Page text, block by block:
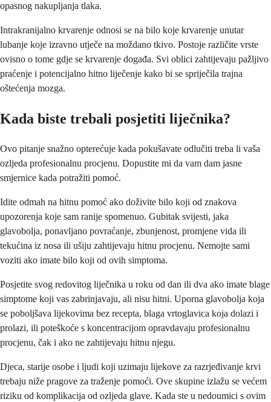
opasnog nakupljanja tlaka.
Intrakranijalno krvarenje odnosi se na bilo koje krvarenje unutar
lubanje koje izravno utječe na moždano tkivo. Postoje različite vrste
ovisno o tome gdje se krvarenje događa. Svi oblici zahtijevaju pažljivo
praćenje i potencijalno hitno liječenje kako bi se spriječila trajna
oštećenja mozga.
Kada biste trebali posjetiti liječnika?
Ovo pitanje snažno opterećuje kada pokušavate odlučiti treba li vaša
ozljeda profesionalnu procjenu. Dopustite mi da vam dam jasne
smjernice kada potražiti pomoć.
Idite odmah na hitnu pomoć ako doživite bilo koji od znakova
upozorenja koje sam ranije spomenuo. Gubitak svijesti, jaka
glavobolja, ponavljano povraćanje, zbunjenost, promjene vida ili
tekućina iz nosa ili ušiju zahtijevaju hitnu procjenu. Nemojte sami
voziti ako imate bilo koji od ovih simptoma.
Posjetite svog redovitog liječnika u roku od dan ili dva ako imate blage
simptome koji vas zabrinjavaju, ali nisu hitni. Uporna glavobolja koja
se poboljšava lijekovima bez recepta, blaga vrtoglavica koja dolazi i
prolazi, ili poteškoće s koncentracijom opravdavaju profesionalnu
procjenu, čak i ako ne zahtijevaju hitnu njegu.
Djeca, starije osobe i ljudi koji uzimaju lijekove za razrjeđivanje krvi
trebaju niže pragove za traženje pomoći. Ove skupine izlažu se većem
riziku od komplikacija od ozljeda glave. Kada ste u nedoumici s ovim